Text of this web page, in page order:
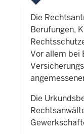
Die
Berufungen,
Vor allem bei
Die